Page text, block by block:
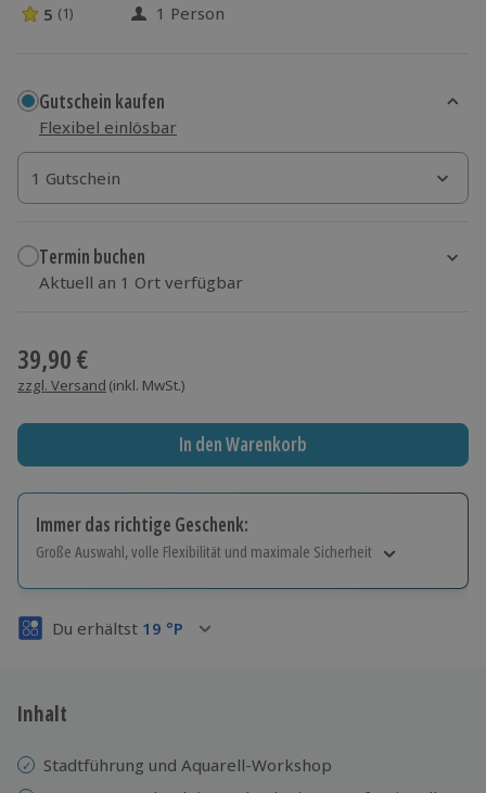
5 Sterne von 5 aus 1 Bewertungen
5 (1) 1 Person
Gutschein kaufen
Flexibel einlösbar
1 Gutschein
1 Gutschein
1 Gutschein
Termin buchen
Aktuell an 1 Ort verfügbar
39,90 €
zzgl. Versand (inkl. MwSt.)
In den Warenkorb
Immer das richtige Geschenk:
Große Auswahl, volle Flexibilität und maximale Sicherheit
Volle Flexibilität
3 Jahre gültig & verlängerbar.
Du erhältst 19 °P
Inhalt
Stadtführung und Aquarell-Workshop